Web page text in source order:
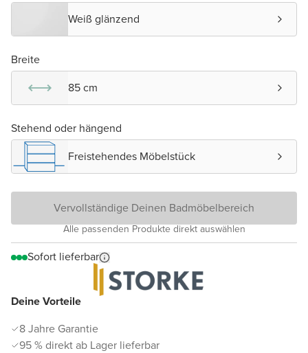
Deine Vorteile
8 Jahre Garantie
95 % direkt ab Lager lieferbar
Weiß glänzend
Breite
85 cm
Stehend oder hängend
Freistehendes Möbelstück
Vervollständige Deinen Badmöbelbereich
Alle passenden Produkte direkt auswählen
Sofort lieferbar